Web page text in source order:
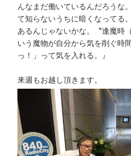
んなまだ働いているんだろうな
て知らないうちに暗くなってる
あるんじゃないかな。〝逢魔時
いう魔物が自分から気を削ぐ時
っ！」って気を入れる。』
来週もお越し頂きます。